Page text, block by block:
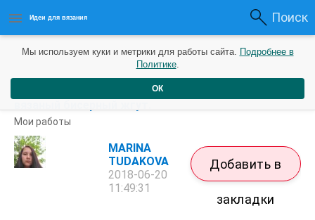
Идеи для вязания Поиск
Моя бижутерия. Ещё несколько работ в технике
Мои работы
MARINA
TUDAKOVA
2018-06-20
11:49:31
Добавить в
закладки
Мы используем куки и метрики для работы сайта. Подробнее в
Политике.
ОК